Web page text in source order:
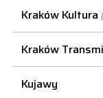
Kraków Kultura
Kraków
Kujawy